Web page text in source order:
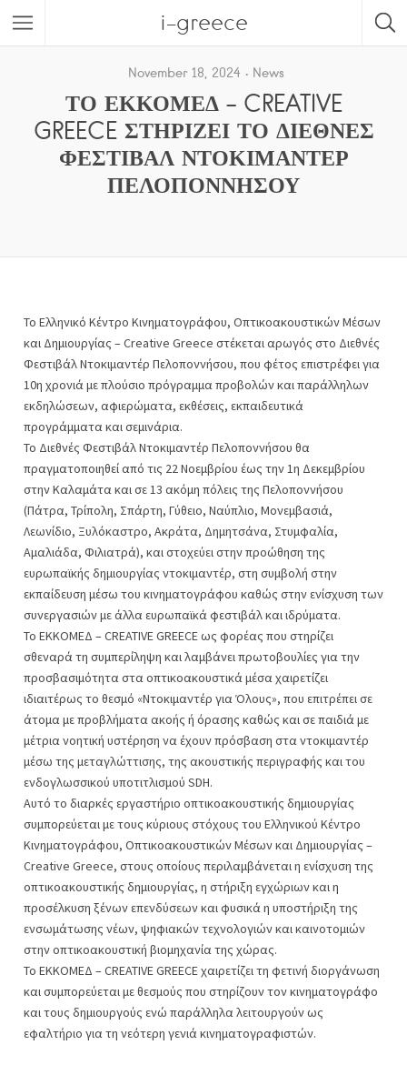
i-greece
November 18, 2024 News
ΤΟ ΕΚΚΟΜΕΔ – CREATIVE
GREECE ΣΤΗΡΙΖΕΙ ΤΟ ΔΙΕΘΝΕΣ
ΦΕΣΤΙΒΑΛ ΝΤΟΚΙΜΑΝΤΕΡ
ΠΕΛΟΠΟΝΝΗΣΟΥ
Το Ελληνικό Κέντρο Κινηματογράφου, Οπτικοακουστικών Μέσων
και Δημιουργίας – Creative Greece στέκεται αρωγός στο Διεθνές
Φεστιβάλ Ντοκιμαντέρ Πελοποννήσου, που φέτος επιστρέφει για
10η χρονιά με πλούσιο πρόγραμμα προβολών και παράλληλων
εκδηλώσεων, αφιερώματα, εκθέσεις, εκπαιδευτικά
προγράμματα και σεμινάρια.
Το Διεθνές Φεστιβάλ Ντοκιμαντέρ Πελοποννήσου θα
πραγματοποιηθεί από τις 22 Νοεμβρίου έως την 1η Δεκεμβρίου
στην Καλαμάτα και σε 13 ακόμη πόλεις της Πελοποννήσου
(Πάτρα, Τρίπολη, Σπάρτη, Γύθειο, Ναύπλιο, Μονεμβασιά,
Λεωνίδιο, Ξυλόκαστρο, Ακράτα, Δημητσάνα, Στυμφαλία,
Αμαλιάδα, Φιλιατρά), και στοχεύει στην προώθηση της
ευρωπαϊκής δημιουργίας ντοκιμαντέρ, στη συμβολή στην
εκπαίδευση μέσω του κινηματογράφου καθώς στην ενίσχυση των
συνεργασιών με άλλα ευρωπαϊκά φεστιβάλ και ιδρύματα.
Το ΕΚΚΟΜΕΔ – CREATIVE GREECE ως φορέας που στηρίζει
σθεναρά τη συμπερίληψη και λαμβάνει πρωτοβουλίες για την
προσβασιμότητα στα οπτικοακουστικά μέσα χαιρετίζει
ιδιαιτέρως το θεσμό «Ντοκιμαντέρ για Όλους», που επιτρέπει σε
άτομα με προβλήματα ακοής ή όρασης καθώς και σε παιδιά με
μέτρια νοητική υστέρηση να έχουν πρόσβαση στα ντοκιμαντέρ
μέσω της μεταγλώττισης, της ακουστικής περιγραφής και του
ενδογλωσσικού υποτιτλισμού SDH.
Αυτό το διαρκές εργαστήριο οπτικοακουστικής δημιουργίας
συμπορεύεται με τους κύριους στόχους του Ελληνικού Κέντρο
Κινηματογράφου, Οπτικοακουστικών Μέσων και Δημιουργίας –
Creative Greece, στους οποίους περιλαμβάνεται η ενίσχυση της
οπτικοακουστικής δημιουργίας, η στήριξη εγχώριων και η
προσέλκυση ξένων επενδύσεων και φυσικά η υποστήριξη της
ενσωμάτωσης νέων, ψηφιακών τεχνολογιών και καινοτομιών
στην οπτικοακουστική βιομηχανία της χώρας.
Το ΕΚΚΟΜΕΔ – CREATIVE GREECE χαιρετίζει τη φετινή διοργάνωση
και συμπορεύεται με θεσμούς που στηρίζουν τον κινηματογράφο
και τους δημιουργούς ενώ παράλληλα λειτουργούν ως
εφαλτήριο για τη νεότερη γενιά κινηματογραφιστών.